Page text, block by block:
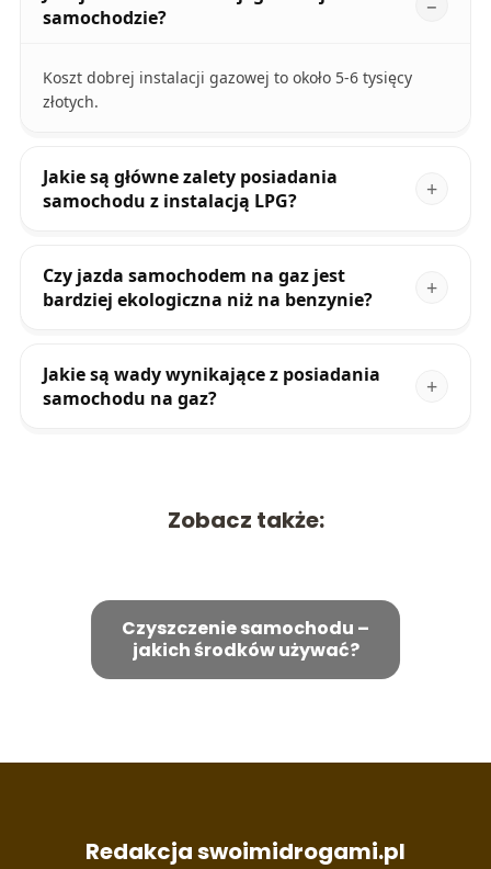
samochodzie?
Koszt dobrej instalacji gazowej to około 5-6 tysięcy
złotych.
Jakie są główne zalety posiadania
samochodu z instalacją LPG?
Czy jazda samochodem na gaz jest
bardziej ekologiczna niż na benzynie?
Jakie są wady wynikające z posiadania
samochodu na gaz?
Zobacz także:
Czyszczenie samochodu –
jakich środków używać?
Redakcja swoimidrogami.pl